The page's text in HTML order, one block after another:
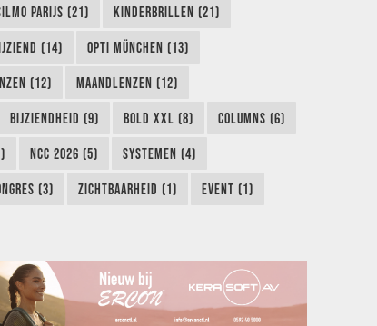
PARIJS (21) KINDERBRILLEN (21)
(14) OPTI MÜNCHEN (13)
(12) MAANDLENZEN (12)
BIJZIENDHEID (9) BOLD XXL (8) COLUMNS (6)
NCC 2026 (5) SYSTEMEN (4)
(3) ZICHTBAARHEID (1) EVENT (1)